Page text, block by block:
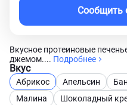
Вкусное протеиновые
джемом.... Подробнее
Вкус
Абрикос Апельсин
Малина
Шоколадный
Сообщить